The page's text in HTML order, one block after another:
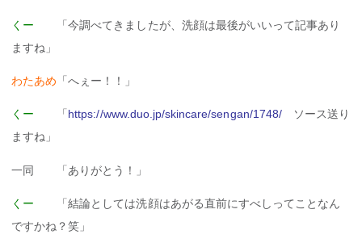
くー
「今調べてきましたが、洗顔は最後がいいって記事あり
ますね」
わたあめ 「へぇー！！」
くー 「 https://www.duo.jp/skincare/sengan/1748/
ソース送り
ますね」
一同 「ありがとう！」
くー
「結論としては洗顔はあがる直前にすべしってことなん
ですかね？笑」